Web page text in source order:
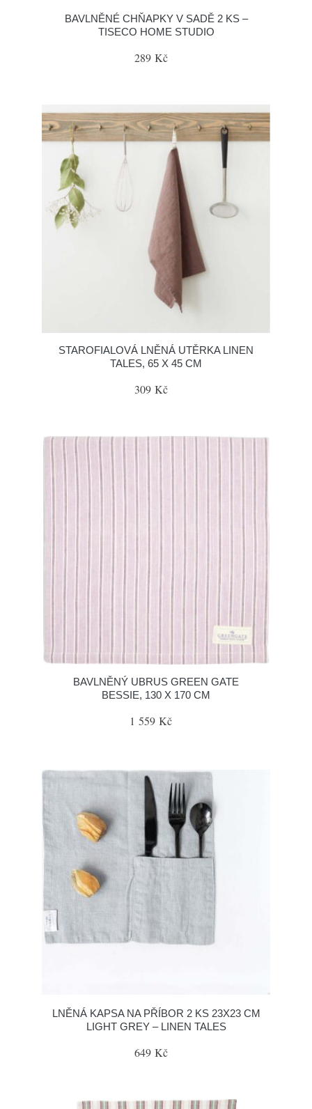
BAVLNĚNÉ CHŇAPKY V SADĚ 2 KS –
TISECO HOME STUDIO
289 Kč
STAROFIALOVÁ LNĚNÁ UTĚRKA LINEN
TALES, 65 X 45 CM
309 Kč
BAVLNĚNÝ UBRUS GREEN GATE
BESSIE, 130 X 170 CM
1 559 Kč
LNĚNÁ KAPSA NA PŘÍBOR 2 KS 23X23 CM
LIGHT GREY – LINEN TALES
649 Kč